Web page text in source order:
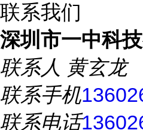
联系我们
深圳市一中科
联系人 黄玄龙
联系手机
联系电话